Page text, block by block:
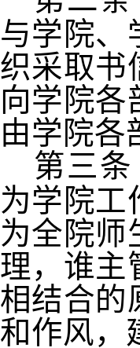
与学院、
织采取书
向学院各
由学院各
第三条
为学院工
为全院师
理，谁主
相结合的
和作风，